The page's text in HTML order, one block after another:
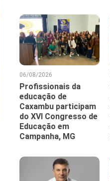
06/08/2026
Profissionais da
educação de
Caxambu participam
do XVI Congresso de
Educação em
Campanha, MG